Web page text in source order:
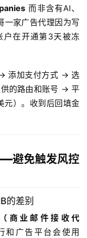
而非含有AI、
家广告代理因为写
户在开通第3天被冻
添加支付方式 → 选
的路由和账号 → 平
元）。收到后回填金
避免触发风控
的差别
商业邮件接收代
和广告平台会使用